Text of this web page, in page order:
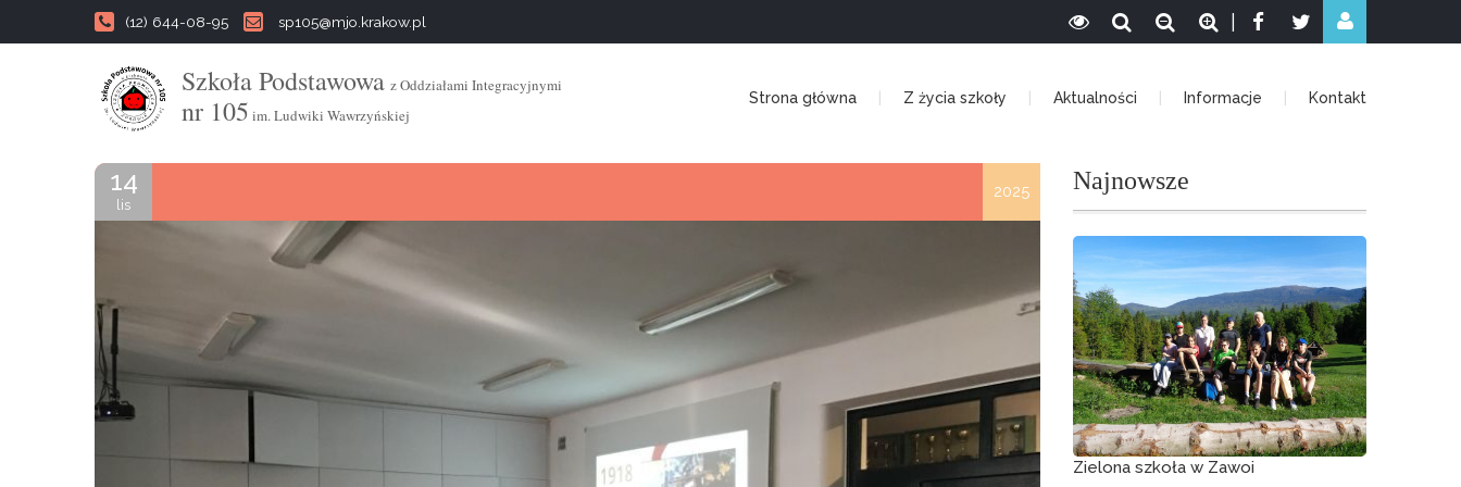
(12) 644-08-95 sp105@mjo.krakow.pl
Szkoła Podstawowa z Oddziałami Integracyjnymi
nr 105 im. Ludwiki Wawrzyńskiej
Strona główna Z życia szkoły Aktualności Informacje Kontakt
14
lis
2025 Najnowsze
Zielona szkoła w Zawoi